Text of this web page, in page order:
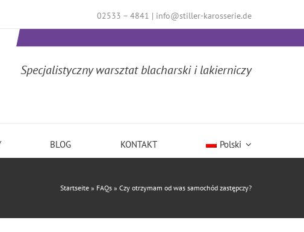
02533 – 4841 | info@stiller-karosserie.de
Specjalistyczny warsztat blacharski i lakierniczy
BLOG KONTAKT Polski
Startseite » FAQs » Czy otrzymam od was samochód zastępczy?